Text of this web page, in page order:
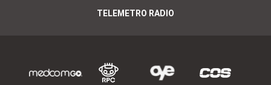
TELEMETRO RADIO